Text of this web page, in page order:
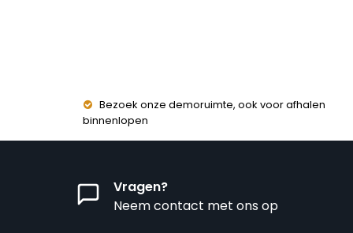
Bezoek onze demoruimte, ook voor afhalen
binnenlopen
Vragen?
Neem contact met ons op